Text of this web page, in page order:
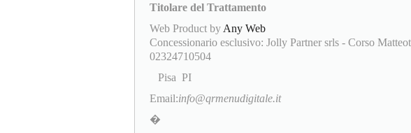
Titolare del Trattamento
Web Product by Any Web
Concessionario esclusivo: Jolly Partner srls - Corso
02324710504
Pisa PI
Email:info@qrmenudigitale.it
�